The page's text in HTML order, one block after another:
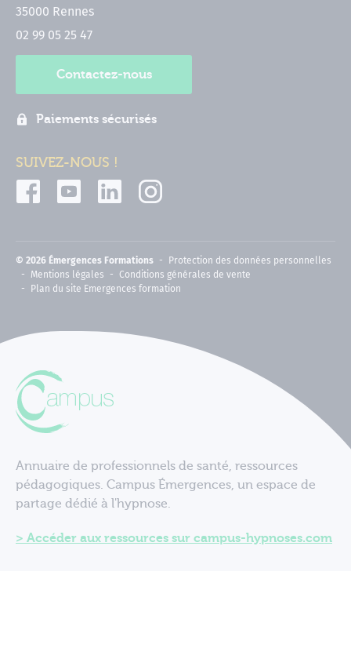
35000 Rennes
02 99 05 25 47
Contactez-nous
Paiements sécurisés
SUIVEZ-NOUS !
© 2026 Émergences Formations
Protection des données personnelles
Mentions légales
Conditions générales de vente
Plan du site Emergences formation
Annuaire de professionnels de santé, ressources
pédagogiques. Campus Émergences, un espace de
partage dédié à l'hypnose.
Accéder aux ressources sur campus-hypnoses.com